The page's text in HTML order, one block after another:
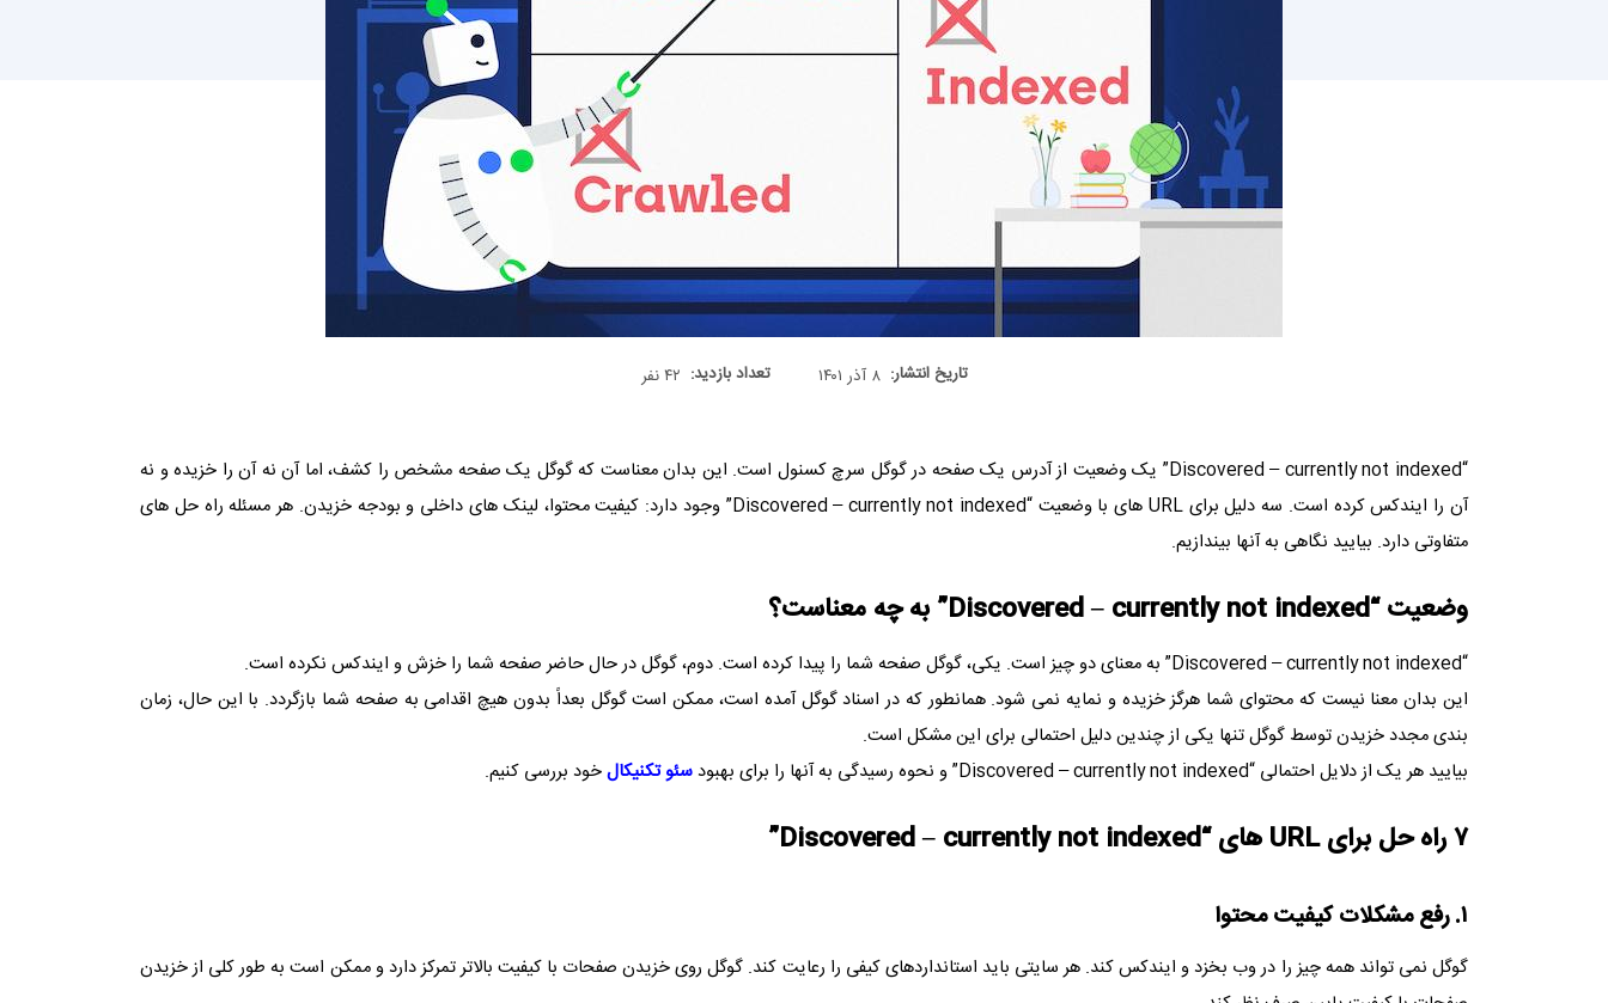
تاریخ انتشار: ۸ آذر ۱۴۰۱ تعداد بازدید: ۴۲ نفر
“
Discovered – currently not indexed” یک وضعیت از آدرس یک صفحه در گوگل سرچ کسنول است. این بدان معناست که گوگل یک صفحه مشخص را کشف، اما آن نه آن را خزیده و نه
آن را ایندکس کرده است. سه دلیل برایURL های با وضعیت “Discovered – currently not indexed” وجود دارد: کیفیت محتوا، لینک های داخلی و بودجه خزیدن. هر مسئله راه حل های
متفاوتی دارد. بیایید نگاهی به آنها بیندازیم.
وضعیت “Discovered – currently not indexed” به چه معناست؟
“
Discovered – currently not indexed” به معنای دو چیز است. یکی، گوگل صفحه شما را پیدا کرده است. دوم، گوگل در حال حاضر صفحه شما را خزش و ایندکس نکرده است.
این بدان معنا نیست که محتوای شما هرگز خزیده و نمایه نمی شود. همانطور که در اسناد گوگل آمده است، ممکن است گوگل بعداً بدون هیچ اقدامی به صفحه شما بازگردد. با این حال، زمان
بندی مجدد خزیدن توسط گوگل تنها یکی از چندین دلیل احتمالی برای این مشکل است.
بیایید هر یک از دلایل احتمالی “Discovered – currently not indexed” و نحوه رسیدگی به آنها را برای بهبود سئوتکنیکالخود بررسی کنیم.
۷ راه حل برای URL های “Discovered – currently not indexed
”
۱. رفع مشکلات کیفیت محتوا
گوگل نمی تواند همه چیز را در وب بخزد و ایندکس کند. هر سایتی باید استانداردهای کیفی را رعایت کند. گوگل روی خزیدن صفحات با کیفیت بالاتر تمرکز دارد و ممکن است به طور کلی از خزیدن